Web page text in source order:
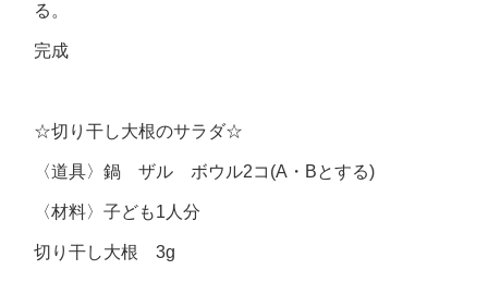
る。
完成
☆切り干し大根のサラダ☆
〈道具〉鍋 ザル ボウル2コ(A・Bとする)
〈材料〉子ども1人分
切り干し大根 3g